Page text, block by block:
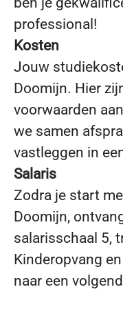
professional!
Kosten
Jouw
Doomijn. Hier
voorwaarden
we samen
vastleggen in
Salaris
Zodra je start
Doomijn,
salarisschaal 5,
Kinderopvang
naar een